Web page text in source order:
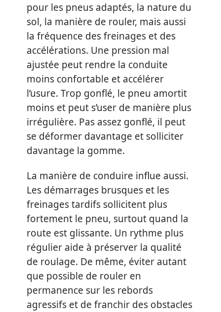
pour les pneus adaptés, la nature du
sol, la manière de rouler, mais aussi
la fréquence des freinages et des
accélérations. Une pression mal
ajustée peut rendre la conduite
moins confortable et accélérer
l’usure. Trop gonflé, le pneu amortit
moins et peut s’user de manière plus
irrégulière. Pas assez gonflé, il peut
se déformer davantage et solliciter
davantage la gomme.
La manière de conduire influe aussi.
Les démarrages brusques et les
freinages tardifs sollicitent plus
fortement le pneu, surtout quand la
route est glissante. Un rythme plus
régulier aide à préserver la qualité
de roulage. De même, éviter autant
que possible de rouler en
permanence sur les rebords
agressifs et de franchir des obstacles